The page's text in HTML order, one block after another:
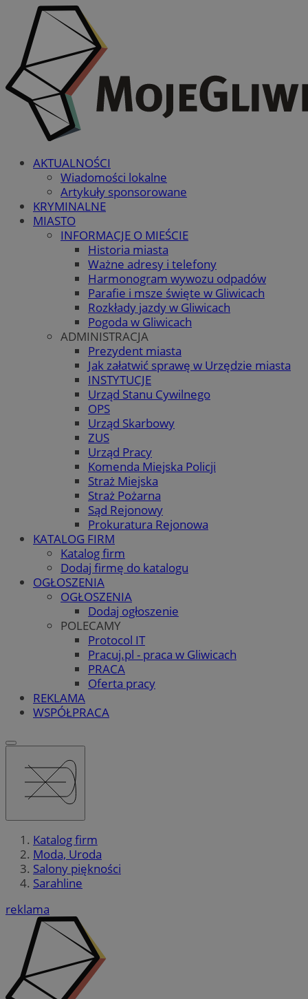
AKTUALNOŚCI
Wiadomości lokalne
Artykuły sponsorowane
KRYMINALNE
MIASTO
INFORMACJE O MIEŚCIE
Historia miasta
Ważne adresy i telefony
Harmonogram wywozu odpadów
Parafie i msze święte w Gliwicach
Rozkłady jazdy w Gliwicach
Pogoda w Gliwicach
ADMINISTRACJA
Prezydent miasta
Jak załatwić sprawę w Urzędzie miasta
INSTYTUCJE
Urząd Stanu Cywilnego
OPS
Urząd Skarbowy
ZUS
Urząd Pracy
Komenda Miejska Policji
Straż Miejska
Straż Pożarna
Sąd Rejonowy
Prokuratura Rejonowa
KATALOG FIRM
Katalog firm
Dodaj firmę do katalogu
OGŁOSZENIA
OGŁOSZENIA
Dodaj ogłoszenie
POLECAMY
Protocol IT
Pracuj.pl - praca w Gliwicach
PRACA
Oferta pracy
REKLAMA
WSPÓŁPRACA
Katalog firm
Moda, Uroda
Salony piękności
Sarahline
reklama